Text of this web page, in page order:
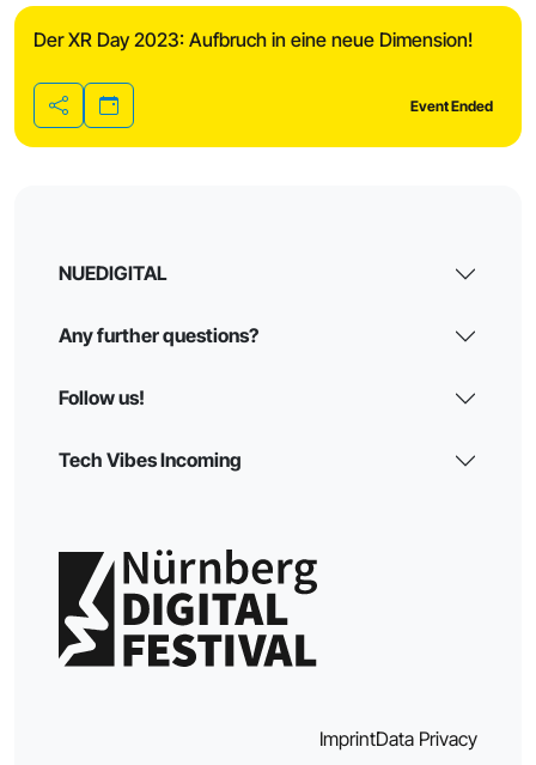
Der XR Day 2023: Aufbruch in eine neue Dimension!
Share
Event Ended
NUEDIGITAL
Any further questions?
Follow us!
Tech Vibes Incoming
ImprintData Privacy